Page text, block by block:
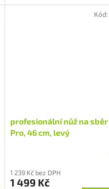
profesionální nůž na
Pro, 46 cm, levý
1 239 Kč bez DPH
1 499 Kč
Kód: